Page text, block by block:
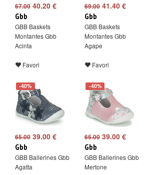
67.00 40.20 €
Gbb
GBB Baskets
Montantes Gbb
Acinta
Favori
69.0041.40 €
Gbb
GBB Baskets
Montantes Gbb
Agape
Favori
-40%
65.00 39.00 €
Gbb
GBB Ballerines Gbb
Agatta
-40%
65.0039.00 €
Gbb
GBB Ballerines Gbb
Mertone